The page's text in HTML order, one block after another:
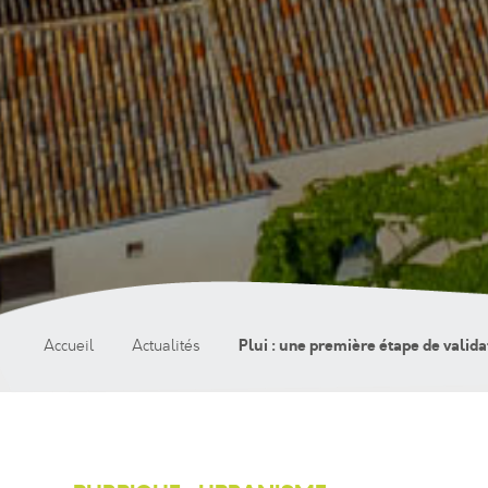
Accueil Actualités Plui : une première étape de